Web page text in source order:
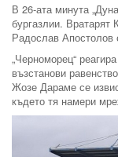
В 26-ата минута
бургазлии. Вратарят
Радослав Апостолов
„Черноморец“
възстанови
Жозе Дараме се
където тя намери